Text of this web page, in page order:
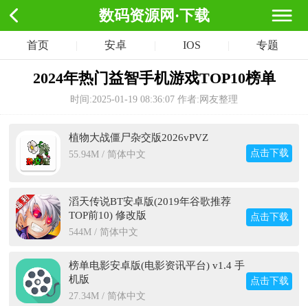
数码资源网·下载
首页 安卓 IOS 专题
2024年热门益智手机游戏TOP10榜单
时间:2025-01-19 08:36:07 作者:网友整理
植物大战僵尸杂交版2026vPVZ
55.94M / 简体中文 点击下载
滔天传说BT安卓版(2019年谷歌推荐
TOP前10) 修改版
544M / 简体中文
点击下载
榜单电影安卓版(电影资讯平台) v1.4 手
机版
27.34M / 简体中文
点击下载